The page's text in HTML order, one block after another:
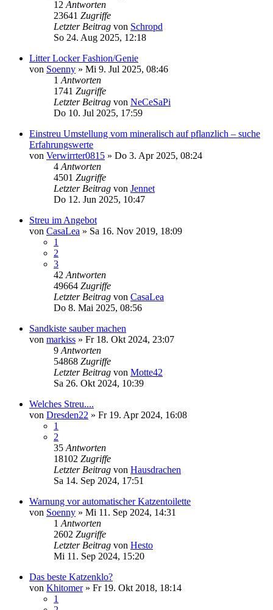
12Antworten
23641 Zugriffe
Letzter Beitrag von Schropd
So 24. Aug 2025, 12:18
Litter Locker Fashion/Genie
von Soenny » Mi 9. Jul 2025, 08:46
1Antworten
1741 Zugriffe
Letzter Beitrag von NeCeSaPi
Do 10. Jul 2025, 17:59
Einstreu Umstellung vom mineralisch auf pflanzlich – suche
Erfahrungswerte
von Verwirrter0815 » Do 3. Apr 2025, 08:24
4Antworten
4501 Zugriffe
Letzter Beitrag von Jennet
Do 12. Jun 2025, 10:47
Streu im Angebot
von CasaLea » Sa 16. Nov 2019, 18:09
1
2
3
42Antworten
49664 Zugriffe
Letzter Beitrag von CasaLea
Do 8. Mai 2025, 08:56
Sandkiste sauber machen
von markiss » Fr 18. Okt 2024, 23:07
9Antworten
54868 Zugriffe
Letzter Beitrag von Motte42
Sa 26. Okt 2024, 10:39
Welches Streu....
von Dresden22 » Fr 19. Apr 2024, 16:08
1
2
35Antworten
18102 Zugriffe
Letzter Beitrag von Hausdrachen
Sa 14. Sep 2024, 17:51
Warnung vor automatischer Katzentoilette
von Soenny » Mi 11. Sep 2024, 14:31
1Antworten
2602 Zugriffe
Letzter Beitrag von Hesto
Mi 11. Sep 2024, 15:20
Das beste Katzenklo?
von Khitomer» Fr 19. Okt 2018, 18:14
1